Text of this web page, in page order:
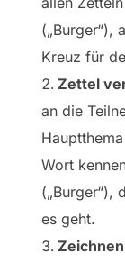
(„Burger“),
Kreuz für
Zettel
an die
Wort
(„Burger“),
es geht.